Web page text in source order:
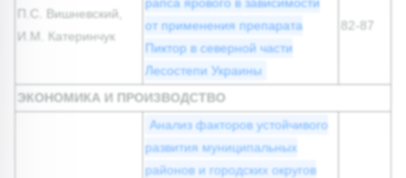
П.С. Вишневский,
И.М. Катеринчук
от применения препарата
Пиктор в северной части
Лесостепи Украины
82-87
ЭКОНОМИКА И ПРОИЗВОДСТВО
Анализ факторов устойчивого
развития муниципальных
районов и городских округов